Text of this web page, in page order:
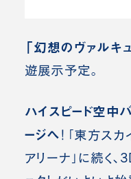
「幻想のヴァルキ
遊展示予定。
ハイスピード空中
ージへ ！
「東方スカ
アリーナ」に続く